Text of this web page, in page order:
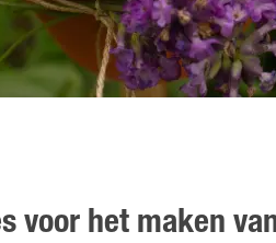
voor het maken